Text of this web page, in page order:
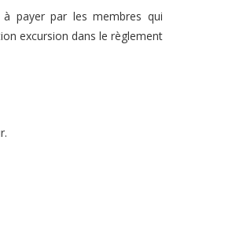
payer par les membres qui
excursion dans le règlement